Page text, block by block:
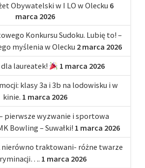
Obywatelski w I LO w Olecku 6
marca 2026
Konkursu Sudoku. Lubię to! –
myślenia w Olecku 2 marca 2026
laureatek!
1 marca 2026
klasy 3a i 3b na lodowisku i w
kinie. 1 marca 2026
pierwsze wyzwanie i sportowa
Bowling – Suwałki! 1 marca 2026
nierówno traktowani- różne twarze
1 marca 2026